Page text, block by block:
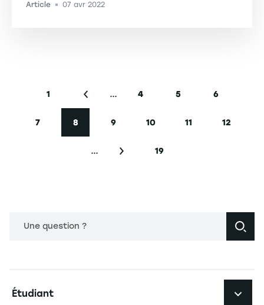
Article -07 avr 2022
Première page
1
Page précédente
… Page
4
Page
5
Page
6
Page
7
Page courante
8
Page
9
Page
10
Page
11
Page
12
… Page suivanteDernière page
19
Une question ?
Étudiant